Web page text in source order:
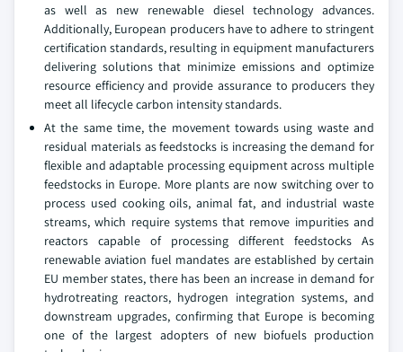
as well as new renewable diesel technology advances.
Additionally, European producers have to adhere to stringent
certification standards, resulting in equipment manufacturers
delivering solutions that minimize emissions and optimize
resource efficiency and provide assurance to producers they
meet all lifecycle carbon intensity standards.
At the same time, the movement towards using waste and
residual materials as feedstocks is increasing the demand for
flexible and adaptable processing equipment across multiple
feedstocks in Europe. More plants are now switching over to
process used cooking oils, animal fat, and industrial waste
streams, which require systems that remove impurities and
reactors capable of processing different feedstocks As
renewable aviation fuel mandates are established by certain
EU member states, there has been an increase in demand for
hydrotreating reactors, hydrogen integration systems, and
downstream upgrades, confirming that Europe is becoming
one of the largest adopters of new biofuels production